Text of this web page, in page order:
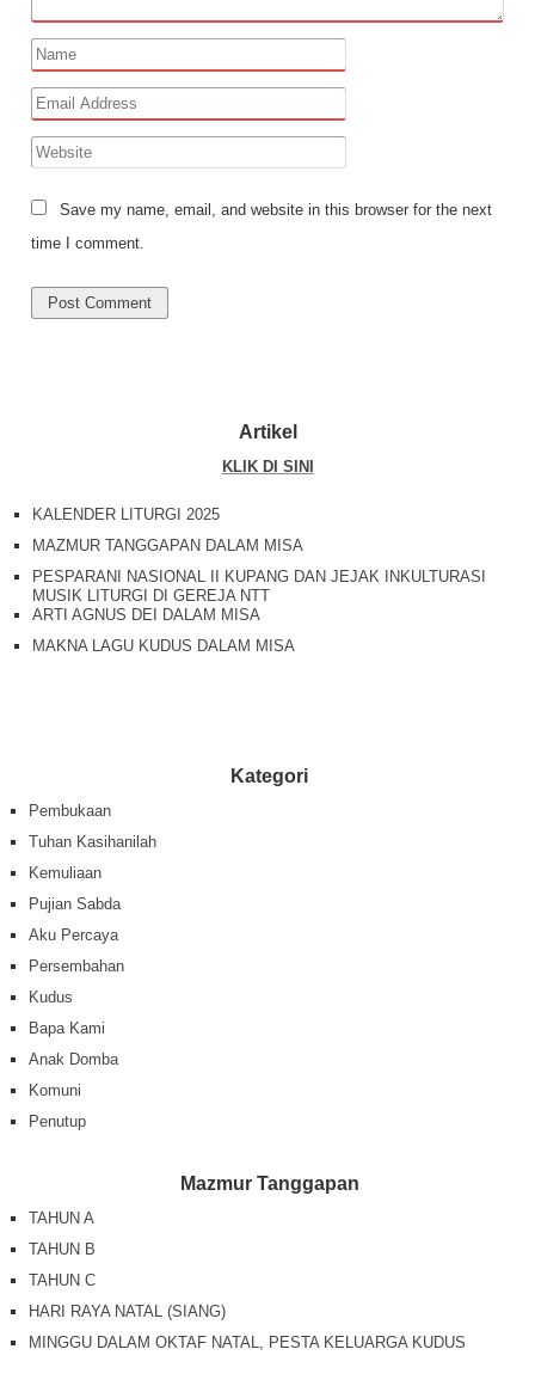
Save my name, email, and website in this browser for the next
time I comment.
Artikel
KLIK DI SINI
KALENDER LITURGI 2025
MAZMUR TANGGAPAN DALAM MISA
PESPARANI NASIONAL II KUPANG DAN JEJAK INKULTURASI
MUSIK LITURGI DI GEREJA NTT
ARTI AGNUS DEI DALAM MISA
MAKNA LAGU KUDUS DALAM MISA
Kategori
Pembukaan
Tuhan Kasihanilah
Kemuliaan
Pujian Sabda
Aku Percaya
Persembahan
Kudus
Bapa Kami
Anak Domba
Komuni
Penutup
Mazmur Tanggapan
TAHUN A
TAHUN B
TAHUN C
HARI RAYA NATAL (SIANG)
MINGGU DALAM OKTAF NATAL, PESTA KELUARGA KUDUS